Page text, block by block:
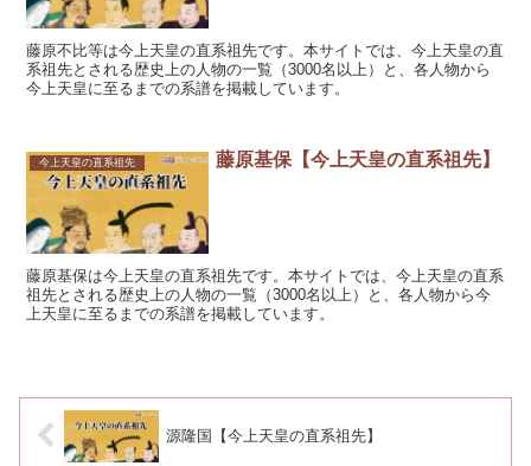
藤原不比等は今上天皇の直系祖先です。本サイトでは、今上天皇の直
系祖先とされる歴史上の人物の一覧（3000名以上）と、各人物から
今上天皇に至るまでの系譜を掲載しています。
今上天皇の直系祖先 藤原基保【今上天皇の直系祖先】
藤原基保は今上天皇の直系祖先です。本サイトでは、今上天皇の直系
祖先とされる歴史上の人物の一覧（3000名以上）と、各人物から今
上天皇に至るまでの系譜を掲載しています。
源隆国【今上天皇の直系祖先】